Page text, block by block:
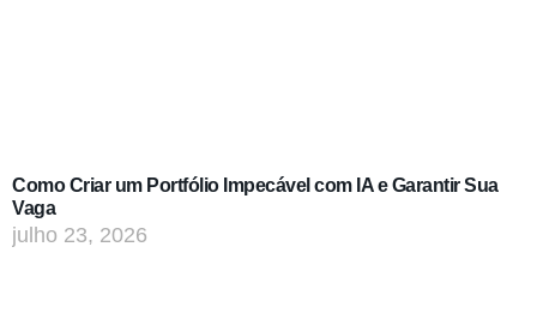
Como Criar um Portfólio Impecável com IA e Garantir Sua
Vaga
julho 23, 2026